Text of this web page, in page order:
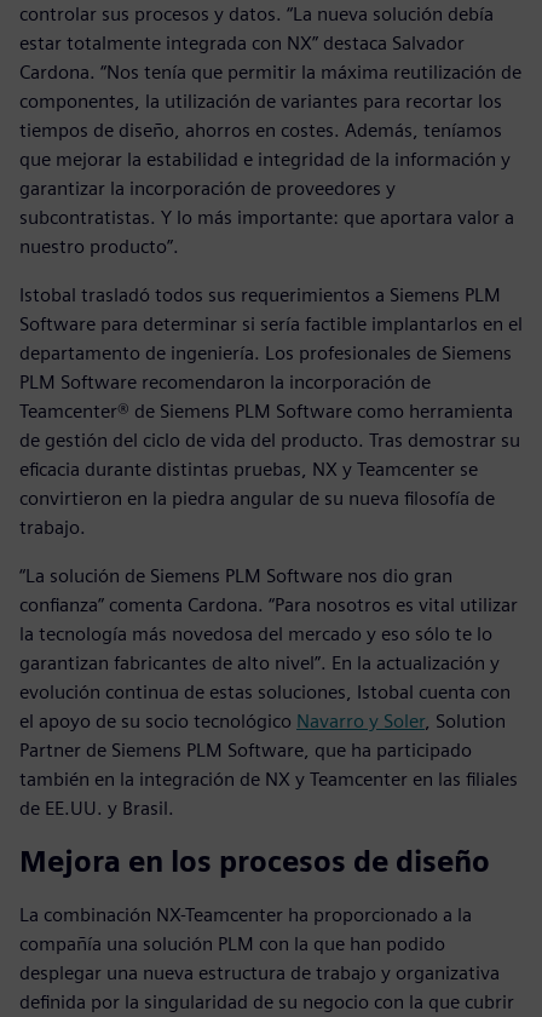
controlar sus procesos y datos. “La nueva solución debía
estar totalmente integrada con NX” destaca Salvador
Cardona. “Nos tenía que permitir la máxima reutilización de
componentes, la utilización de variantes para recortar los
tiempos de diseño, ahorros en costes. Además, teníamos
que mejorar la estabilidad e integridad de la información y
garantizar la incorporación de proveedores y
subcontratistas. Y lo más importante: que aportara valor a
nuestro producto”.
Istobal trasladó todos sus requerimientos a Siemens PLM
Software para determinar si sería factible implantarlos en el
departamento de ingeniería. Los profesionales de Siemens
PLM Software recomendaron la incorporación de
Teamcenter® de Siemens PLM Software como herramienta
de gestión del ciclo de vida del producto. Tras demostrar su
eficacia durante distintas pruebas, NX y Teamcenter se
convirtieron en la piedra angular de su nueva filosofía de
trabajo.
“La solución de Siemens PLM Software nos dio gran
confianza” comenta Cardona. “Para nosotros es vital utilizar
la tecnología más novedosa del mercado y eso sólo te lo
garantizan fabricantes de alto nivel”. En la actualización y
evolución continua de estas soluciones, Istobal cuenta con
el apoyo de su socio tecnológico Navarro y Soler, Solution
Partner de Siemens PLM Software, que ha participado
también en la integración de NX y Teamcenter en las filiales
de EE.UU. y Brasil.
Mejora en los procesos de diseño
La combinación NX-Teamcenter ha proporcionado a la
compañía una solución PLM con la que han podido
desplegar una nueva estructura de trabajo y organizativa
definida por la singularidad de su negocio con la que cubrir